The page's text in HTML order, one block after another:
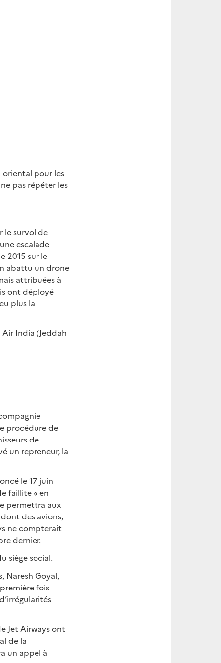
oriental pour les
pas répéter les
le survol de
escalade
2015 sur le
abattu un drone
attribuées à
ont déployé
plus la
India (Jeddah
procédure de
de
un repreneur, la
le 17 juin
faillite « en
permettra aux
des avions,
ne compterait
dernier.
siège social.
Naresh Goyal,
fois
Jet Airways ont
de la
un appel à